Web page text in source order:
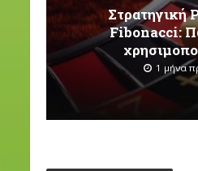
Στρατηγική
Fibonacci:
1 μήνα